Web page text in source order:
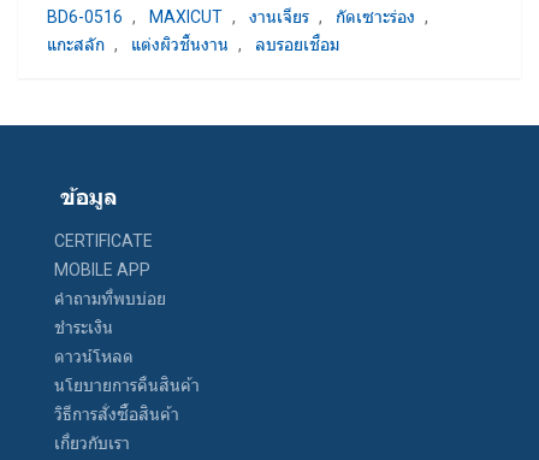
BD6-0516 , MAXICUT , งานเจียร , กัดเซาะร่อง ,
แกะสลัก , แต่งผิวชิ้นงาน , ลบรอยเชื่อม
ข้อมูล
CERTIFICATE
MOBILE APP
คำถามที่พบบ่อย
ชำระเงิน
ดาวน์โหลด
นโยบายการคืนสินค้า
วิธีการสั่งซื้อสินค้า
เกี่ยวกับเรา